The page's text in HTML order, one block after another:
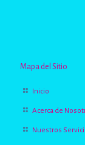
Mapa del Sitio
Inicio
Acerca de
Nuestros